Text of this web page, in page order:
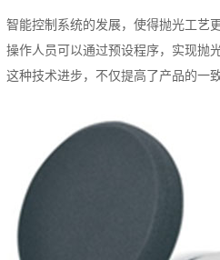
智能控制系统的发展，使得抛光工艺
操作人员可以通过预设程序，实现抛
这种技术进步，不仅提高了产品的一